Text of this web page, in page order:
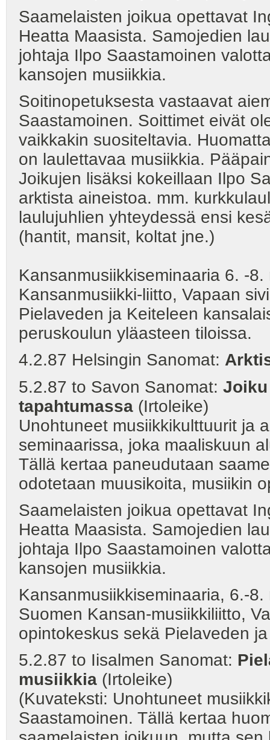
Saamelaisten joikua opettavat
Heatta Maasista. Samojedien
johtaja Ilpo Saastamoinen
kansojen musiikkia.
Soitinopetuksesta vastaavat
Saastamoinen. Soittimet eivät
vaikkakin suositeltavia.
on laulettavaa musiikkia.
Joikujen lisäksi kokeillaan Ilpo
arktista aineistoa. mm.
laulujuhlien yhteydessä ensi
(hantit, mansit, koltat jne.)
Kansanmusiikkiseminaaria 6. -
Kansanmusiikki-liitto, Vapaan
Pielaveden ja Keiteleen
peruskoulun yläasteen tiloissa.
4.2.87 Helsingin Sanomat:
5.2.87 to Savon Sanomat:
tapahtumassa (Irtoleike)
Unohtuneet musiikkikulttuurit ja
seminaarissa, joka maaliskuun
Tällä kertaa paneudutaan
odotetaan muusikoita, musiikin
Saamelaisten joikua opettavat
Heatta Maasista. Samojedien
johtaja Ilpo Saastamoinen
kansojen musiikkia.
Kansanmusiikkiseminaaria, 6.-
Suomen Kansan-musiikkiliitto,
opintokeskus sekä Pielaveden
5.2.87 to Iisalmen Sanomat:
musiikkia (Irtoleike)
(Kuvateksti: Unohtuneet
Saastamoinen. Tällä kertaa